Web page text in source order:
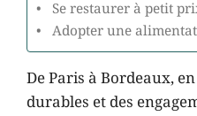
Se restaurer à petit
Adopter une
De Paris à Bordeaux,
durables et des